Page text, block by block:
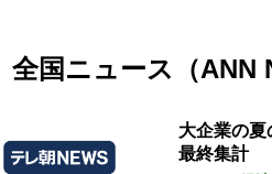
全国ニュース（ANN
大企業の
最終集計